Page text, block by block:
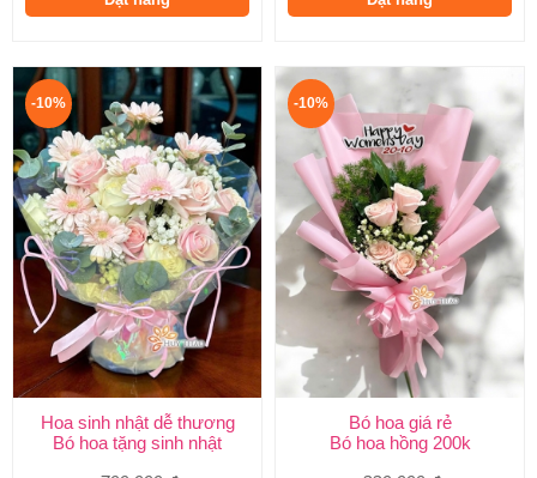
-10%
Hoa sinh nhật dễ thương
Bó hoa tặng sinh nhật
-10%
Bó hoa giá rẻ
Bó hoa hồng 200k